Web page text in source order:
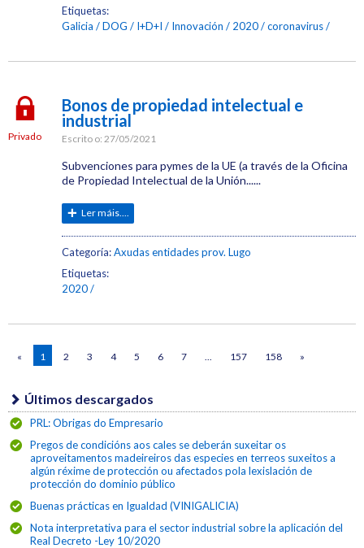
Etiquetas:
Galicia
DOG I+D+I Innovación 2020 coronavirus
Privado
Bonos de propiedad intelectual e
industrial
Escrito o: 27/05/2021
Subvenciones para pymes de la UE (a través de la Oficina
de Propiedad Intelectual de la Unión......
Ler máis....
Categoría:Axudas entidades prov. Lugo
Etiquetas:
2020
« 1 2 3 4 5 6 7 ... 157 158 »
Últimos descargados
PRL: Obrigas do Empresario
Pregos de condicións aos cales se deberán suxeitar os
aproveitamentos madeireiros das especies en terreos suxeitos a
algún réxime de protección ou afectados pola lexislación de
protección do dominio público
Buenas prácticas en Igualdad (VINIGALICIA)
Nota interpretativa para el sector industrial sobre la aplicación del
Real Decreto -Ley 10/2020